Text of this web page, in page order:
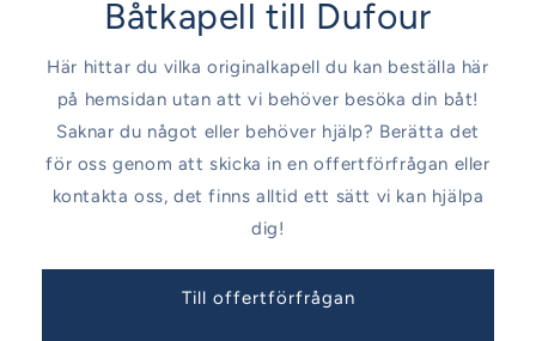
Båtkapell till Dufour
Här hittar du vilka originalkapell du kan beställa här
på hemsidan utan att vi behöver besöka din båt!
Saknar du något eller behöver hjälp? Berätta det
för oss genom att skicka in en offertförfrågan eller
kontakta oss, det finns alltid ett sätt vi kan hjälpa
dig!
Till offertförfrågan